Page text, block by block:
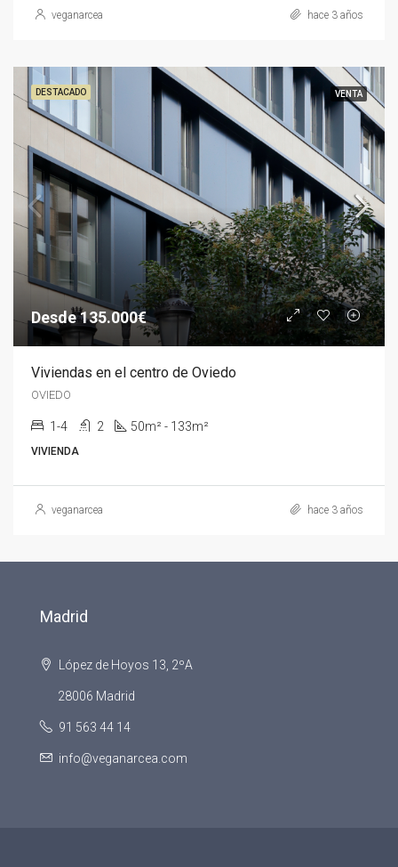
veganarcea hace 3 años
DESTACADO VENTA
Desde 135.000€
Viviendas en el centro de Oviedo
OVIEDO
1-4 2 50m² - 133m²
VIVIENDA
veganarcea hace 3 años
Madrid
López de Hoyos 13, 2ºA
28006 Madrid
91 563 44 14
info@veganarcea.com